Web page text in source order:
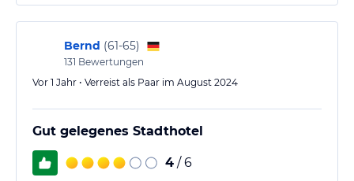
Bernd (61-65)
131 Bewertungen
Vor 1 Jahr • Verreist als Paar im August 2024
Gut gelegenes Stadthotel
4 / 6